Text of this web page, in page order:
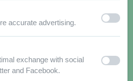
accurate advertising. off on
exchange with social
and Facebook.
off on